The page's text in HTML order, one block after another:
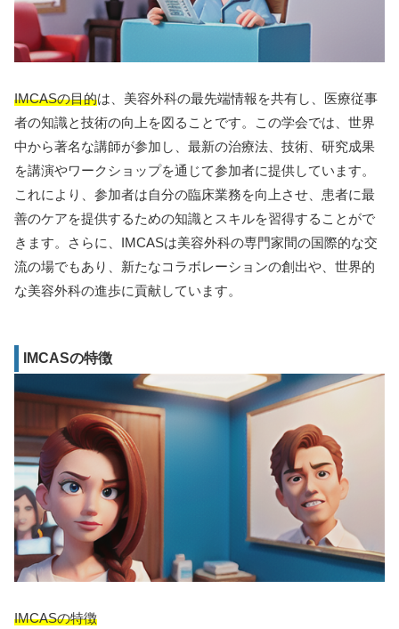
IMCASの目的は、美容外科の最先端情報を共有し、医療従事
者の知識と技術の向上を図ることです。この学会では、世界
中から著名な講師が参加し、最新の治療法、技術、研究成果
を講演やワークショップを通じて参加者に提供しています。
これにより、参加者は自分の臨床業務を向上させ、患者に最
善のケアを提供するための知識とスキルを習得することがで
きます。さらに、IMCASは美容外科の専門家間の国際的な交
流の場でもあり、新たなコラボレーションの創出や、世界的
な美容外科の進歩に貢献しています。
IMCASの特徴
IMCASの特徴